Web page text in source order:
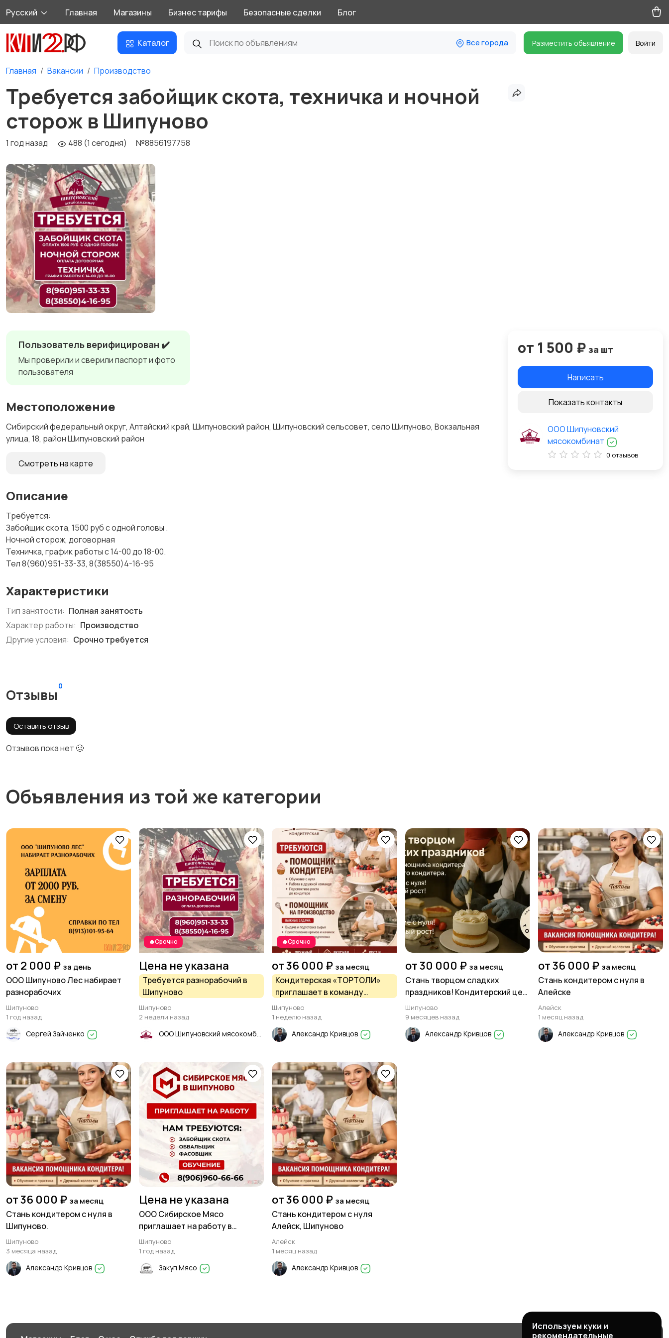
Русский Главная Магазины Бизнес тарифы Безопасные сделки Блог
Каталог Все города Разместить объявление Войти
Главная Вакансии Производство
Требуется забойщик скота, техничка и ночной
сторож в Шипуново
1 год назад 488 (1 сегодня) №8856197758
Пользователь верифицирован ✔️
Мы проверили и сверили паспорт и фото
пользователя
Местоположение
Сибирский федеральный округ, Алтайский край, Шипуновский район, Шипуновский сельсовет, село Шипуново, Вокзальная
улица, 18, район Шипуновский район
Смотреть на карте
Описание
Требуется:
Забойщик скота, 1500 руб с одной головы .
Ночной сторож, договорная
Техничка, график работы с 14-00 до 18-00.
Тел 8(960)951-33-33, 8(38550)4-16-95
Характеристики
Тип занятости: Полная занятость
Характер работы: Производство
Другие условия: Срочно требуется
Отзывы
0
Оставить отзыв
Отзывов пока нет 🥴
от 1 500 ₽ за шт
Написать
Показать контакты
ООО Шипуновский
мясокомбинат
0 отзывов
Объявления из той же категории
от 2 000 ₽ за день
ООО Шипуново Лес набирает
разнорабочих
Шипуново
1 год назад
Сергей Зайченко
🔥Срочно
Цена не указана
Требуется разнорабочий в
Шипуново
Шипуново
2 недели назад
ООО Шипуновский мясокомбинат
🔥Срочно
от 36 000 ₽ за месяц
Кондитерская «ТОРТОЛИ»
приглашает в команду
Шипуново, Алейск!
Шипуново
1 неделю назад
Александр Кривцов
от 30 000 ₽ за месяц
Стань творцом сладких
праздников! Кондитерский цех
Тортоли
Шипуново
9 месяцев назад
Александр Кривцов
от 36 000 ₽ за месяц
Стань кондитером с нуля в
Алейске
Алейск
1 месяц назад
Александр Кривцов
от 36 000 ₽ за месяц
Стань кондитером с нуля в
Шипуново.
Шипуново
3 месяца назад
Александр Кривцов
Цена не указана
ООО Сибирское Мясо
приглашает на работу в
Шипуново
Шипуново
1 год назад
Закуп Мясо
от 36 000 ₽ за месяц
Стань кондитером с нуля
Алейск, Шипуново
Алейск
1 месяц назад
Александр Кривцов
Используем куки и
рекомендательные